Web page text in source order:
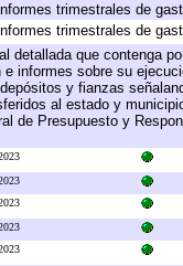
trimestrales de
trimestrales de
detallada que contenga
informes sobre su
y fianzas
al estado y
de Presupuesto y